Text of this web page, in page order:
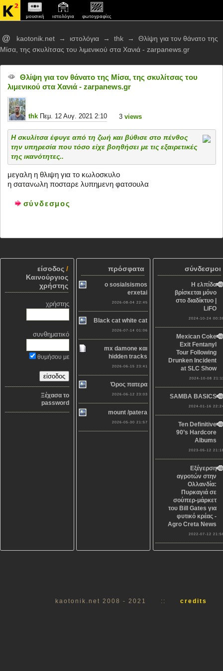
μουσική ιστολόγια φωτογραφίες
@ kaotonik.net → ιστολόγια → thk →
Θλίψη για τον θάνατο της
Μίσα, της σκυλίτσας του λιμενικού στα Χανιά - zarpanews.gr
Θλίψη για τον θάνατο της Μίσα, της σκυλίτσας του
λιμενικού στα Χανιά - zarpanews.gr
thk Πεμ. 12 Αυγ. 2021 2:10 3 views
Η σκυλίτσα έφυγε από τη ζωή και βύθισε στο πένθος
την υπηρεσία που τόσο είχε βοηθήσει με τις εξαιρετικές
της ικανότητες..
μεγαλη η θλιψη για το κωλοσκυλο
η σατανωλη ποσταρε λυπημενη φατσουλα
σύνδεσμος
είσοδος/
Καινούργιος
χρήστης
χρήστης
συνθηματικό
θυμήσου με
Ξέχασα το
password
πρόσφατα
o sosialsismos
erxetai
2026-08-04 22:45
Black cat white cat
2026-07-14 01:06
mx damone και
hidden tracks
2026-06-15 23:41
Όρος πατερα
2026-06-12 23:03
mount /patera
2026-05-30 21:57
σύνδεσμοι
Η ελπίδα
βρίσκεται μόνο
στο διαδίκτυο |
LiFO
2024-10-24
Mexican Coke
Exit Fentanyl
Tour Following
Drunken Incident
at SLC Show
2024-10-08
SAMBA BASICS
2024-01-16
Ten Definitive
90’s Hardcore
Albums
2023-05-12
Εξέγερση
αγροτών στην
Ολλανδία:
Πυρκαγιά σε
σούπερ-μάρκετ
του Bill Gates για
φυτικό κρέας -
Agro Creta News
2022-07-12
kaotonik.net 2008 - 2021 :: credits